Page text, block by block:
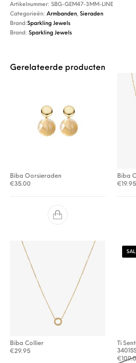
Artikelnummer:SBG-GEM47-3MM-LINE
Categorieën:Armbanden,Sieraden
Brand:Sparkling Jewels
Brand:Sparkling Jewels
Gerelateerde producten
Biba Oorsieraden
€35.00
Biba
€19.95
Biba Collier
€29.95
Ti
€